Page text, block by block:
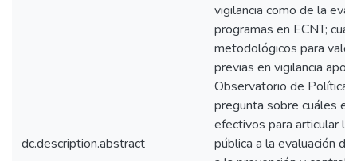
dc.description.abstract
vigilancia como de la
programas en ECNT;
metodológicos para
previas en vigilancia
Observatorio de
pregunta sobre cuáles
efectivos para articular
pública a la evaluación